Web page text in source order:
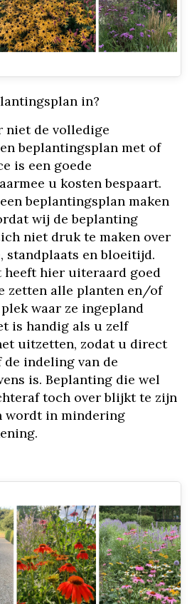
in?
niet de volledige
beplantingsplan met of
is een goede
u kosten bespaart.
beplantingsplan maken
wij de beplanting
niet druk te maken over
standplaats en bloeitijd.
hier uiteraard goed
zetten alle planten en/of
waar ze ingepland
is handig als u zelf
uitzetten, zodat u direct
indeling van de
is. Beplanting die wel
toch over blijkt te zijn
wordt in mindering